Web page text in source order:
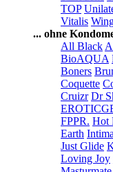
TOP
Vitalis
... ohne
All Black
BioAQUA
Boners
Coquette
Cruizr Dr
FPPR. Hot
Earth
Just Glide
Loving Joy